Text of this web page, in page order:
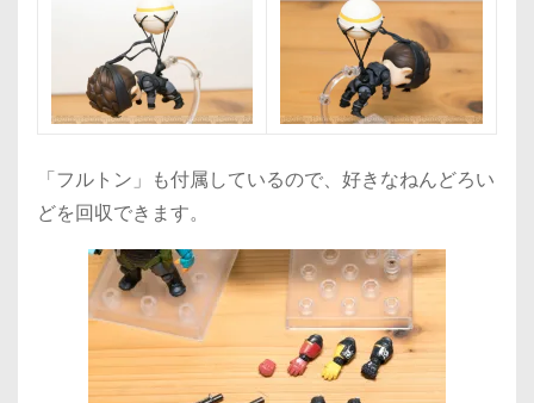
「フルトン」も付属しているので、好きなねんどろい
どを回収できます。